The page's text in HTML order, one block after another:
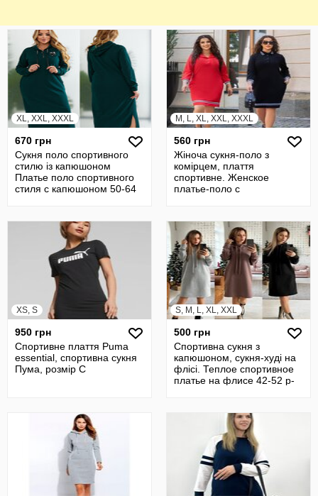
XL, XXL, XXXL
670 грн
Сукня поло спортивного
стилю із капюшоном
Платье поло спортивного
стиля с капюшоном 50-64
M, L, XL, XXL, XXXL
560 грн
Жіноча сукня-поло з
комірцем, плаття
спортивне. Женское
платье-поло с
XS, S
950 грн
Спортивне плаття Puma
essential, спортивна сукня
Пума, розмір С
S, M, L, XL, XXL
500 грн
Спортивна сукня з
капюшоном, сукня-худі на
флісі. Теплое спортивное
платье на флисе 42-52 р-